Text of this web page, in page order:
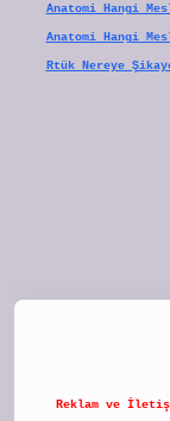
Anatomi Hangi
Anatomi Hangi
Rtük Nereye
Reklam ve